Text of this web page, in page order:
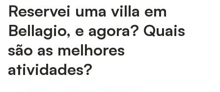
Reservei uma villa em
Bellagio, e agora? Quais
são as melhores
atividades?